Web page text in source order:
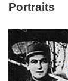
Portraits